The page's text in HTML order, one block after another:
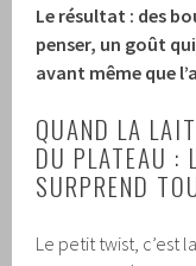
Le résultat : des
penser, un goût
avant même que
QUAND LA
DU PLATEAU :
SURPREND
Le petit twist, c’est